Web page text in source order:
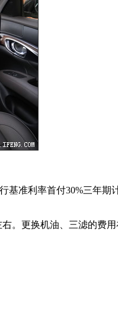
准利率首付30%三年期
。更换机油、三滤的费